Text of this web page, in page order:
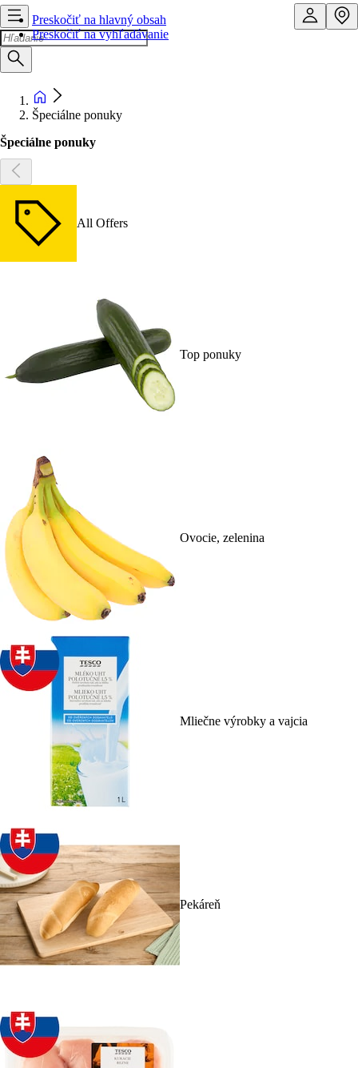
Preskočiť na hlavný obsah
Preskočiť na vyhľadávanie
Špeciálne ponuky
Špeciálne ponuky
All Offers
Top ponuky
Ovocie, zelenina
Mliečne výrobky a vajcia
Pekáreň